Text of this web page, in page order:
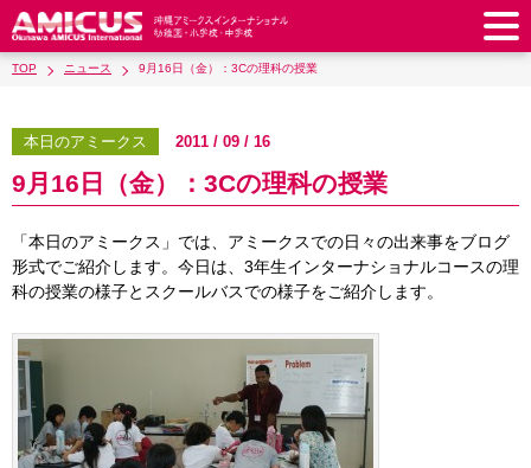
教育理念
教職員紹介 校歌・校章
学校施設紹介 学費・諸費一覧
寄付のお願い AMICUSパートナーシップ
アクセス 教育特例校について
幼稚園
幼稚園 預かり保育
制服 サポートランチ
スクールバス SHinE（PTA活動）
学費・諸費一覧 入園・入学について
小学校 キッズ／ジュニアクラブ
学童クラブ 制服
サポートランチ
SHinE（PTA活動） 学費・諸費一覧
入園・入学について
中学校
放課後学習クラブ 卒業後の進路
制服 サポートランチ
スクールバス SHinE（PTA活動）
募集要項 編入・転入
学校見学・説明会
採用情報
在校生保護者の方へ 卒業生からのメッセージ
English
TOP ニュース 9月16日（金）：3Cの理科の授業
本日のアミークス 2011 / 09 / 16
9月16日（金）：3Cの理科の授業
「本日のアミークス」では、アミークスでの日々の出来事をブログ
形式でご紹介します。今日は、3年生インターナショナルコースの理
科の授業の様子とスクールバスでの様子をご紹介します。